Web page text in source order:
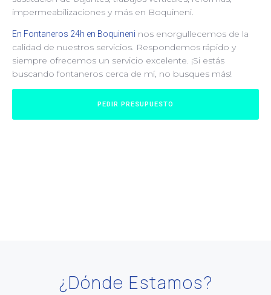
impermeabilizaciones y más en Boquineni.
En Fontaneros 24h en Boquineni nos enorgullecemos de la
calidad de nuestros servicios. Respondemos rápido y
siempre ofrecemos un servicio excelente. ¡Si estás
buscando fontaneros cerca de mí, no busques más!
PEDIR PRESUPUESTO
¿Dónde Estamos?​